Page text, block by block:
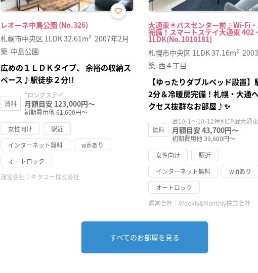
レオーネ中島公園 (No.326) お気
り登
録
札幌市中央区 1LDK32.61m² 2007年2月
築 中島公園
広めの１ＬＤＫタイプ、 余裕の収納ス
ペース♪駅徒歩２分!!
賃料
*ロングステイ
月額目安 123,000円～
初期費用他 61,600円～
女性向け
駅近
インターネット無料
wifiあり
オートロック
運営会社： キタコー株式会社
大通東＊バスセンター前♪Wi-Fi
完備！スマートステイ大通東 402
1LDK(No.1010181)
札幌市中央区 1LDK37.16m²
築 西４丁目
【ゆったりダブルベッド設置】
2分＆冷暖房完備！札幌・大通
クセス抜群なお部屋♪✨
賃料
🎁10/1～10/12特別CP🎁大通
月額目安 43,700円～
初期費用他 39,600円～
女性向け
駅近
インターネット無料
wifiあり
オートロック
運営会社：Weekly&Monthly株式会社
すべてのお部屋を見る